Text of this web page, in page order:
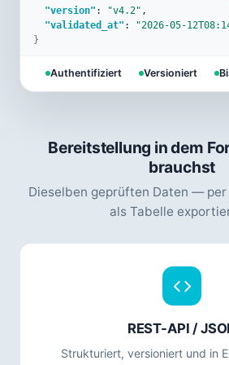
"version" : "v4.2" ,
"validated_at" :
"2026-05-
}
Authentifiziert Versioniert
Bereitstellung in dem
brauchst
Dieselben geprüften Daten —
als Tabelle
REST-API /
Strukturiert, versioniert und in